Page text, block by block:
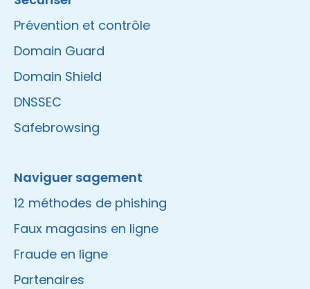
Prévention et contrôle
Domain Guard
Domain Shield
DNSSEC
Safebrowsing
Naviguer sagement
12 méthodes de phishing
Faux magasins en ligne
Fraude en ligne
Partenaires